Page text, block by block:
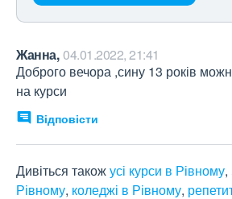
Жанна, 04.01.2022, 21:41
Доброго вечора ,сину 13 років
на курси
Відповісти
Дивіться такожусі курси в Рівному,
Рівному, коледжі в Рівному,